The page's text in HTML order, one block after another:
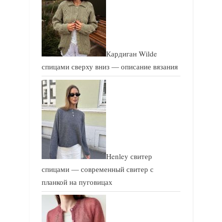
Кардиган Wilde
спицами сверху вниз — описание вязания
Henley свитер
спицами — современный свитер с
планкой на пуговицах